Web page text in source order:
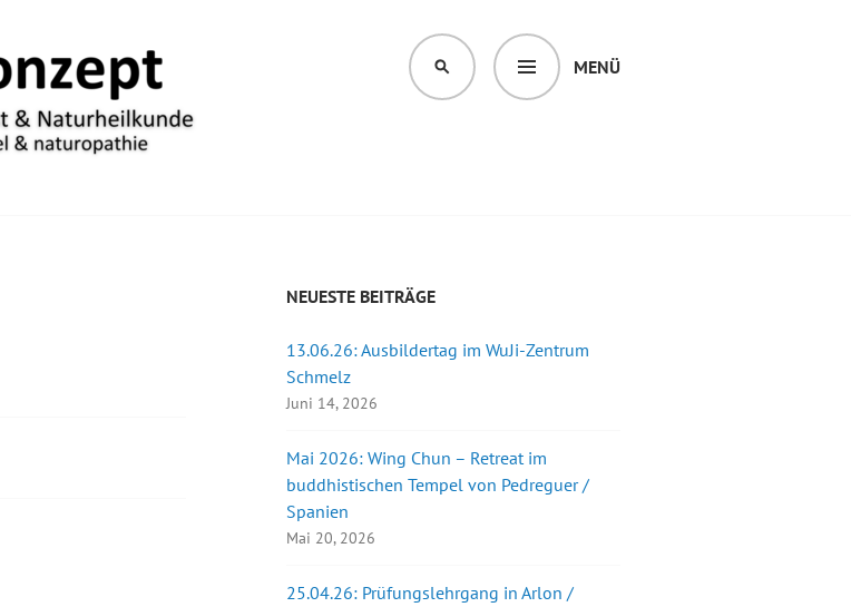
MENÜ
SUCHEN
NEUESTE BEITRÄGE
13.06.26: Ausbildertag im WuJi-Zentrum
Schmelz
Juni 14, 2026
Mai 2026: Wing Chun – Retreat im
buddhistischen Tempel von Pedreguer /
Spanien
Mai 20, 2026
25.04.26: Prüfungslehrgang in Arlon /